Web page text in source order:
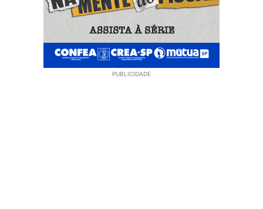
PUBLICIDADE